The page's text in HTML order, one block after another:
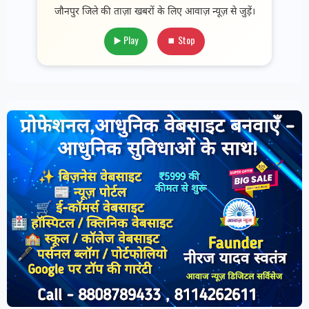
जौनपुर जिले की ताज़ा खबरों के लिए आवाज़ न्यूज़ से जुड़ें।
▶️ Play ⏹ Stop